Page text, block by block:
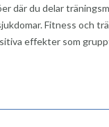
där du delar
Fitness och
effekter som